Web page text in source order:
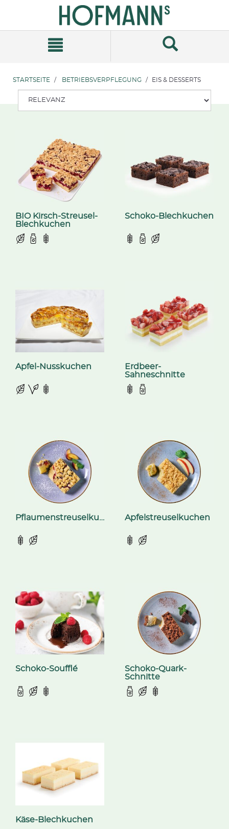
Navigationsmenü
STARTSEITE BETRIEBSVERPFLEGUNG EIS & DESSERTS
BIO Kirsch-Streusel-
Blechkuchen
Schoko-Blechkuchen
Apfel-Nusskuchen
Erdbeer-
Sahneschnitte
Pflaumenstreuselkuchen Apfelstreuselkuchen
Schoko-Soufflé
Schoko-Quark-
Schnitte
Käse-Blechkuchen